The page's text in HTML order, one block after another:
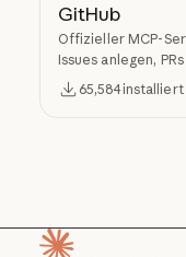
GitHub
Offizieller MCP-
Issues anlegen,
Repositorys suchen und von Claude Code aus auf die API
von GitHub
65,584installiert